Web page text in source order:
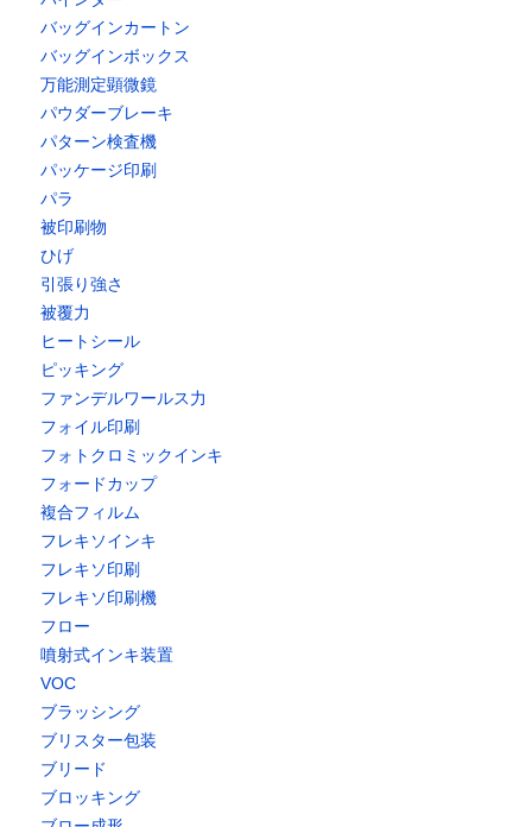
バッグインカートン
バッグインボックス
万能測定顕微鏡
パウダーブレーキ
パターン検査機
パッケージ印刷
パラ
被印刷物
ひげ
引張り強さ
被覆力
ヒートシール
ピッキング
ファンデルワールス力
フォイル印刷
フォトクロミックインキ
フォードカップ
複合フィルム
フレキソインキ
フレキソ印刷
フレキソ印刷機
フロー
噴射式インキ装置
VOC
ブラッシング
ブリスター包装
ブリード
ブロッキング